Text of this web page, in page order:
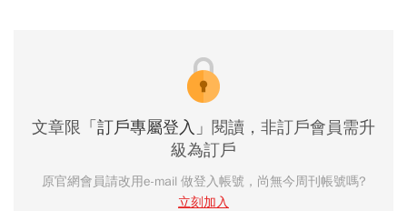
文章限 「訂戶專屬登入」 閱讀，非訂戶會員需升
級為訂戶
原官網會員請改用e-mail 做登入帳號，尚無今周刊帳號嗎?
立刻加入